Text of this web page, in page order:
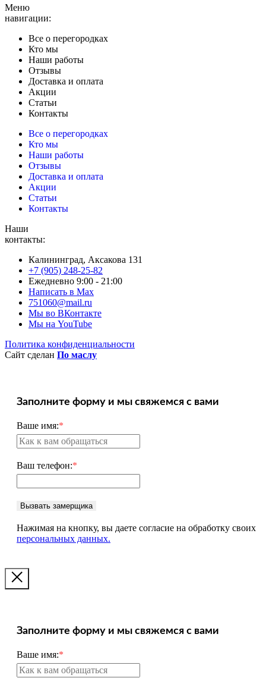
Меню
навигации:
Все о перегородках
Кто мы
Наши работы
Отзывы
Доставка и оплата
Акции
Статьи
Контакты
Все о перегородках
Кто мы
Наши работы
Отзывы
Доставка и оплата
Акции
Статьи
Контакты
Наши
контакты:
Калининград, Аксакова 131
+7 (905) 248-25-82
Ежедневно 9:00 - 21:00
Написать в Max
751060@mail.ru
Мы во ВКонтакте
Мы на YouTube
Политика конфиденциальности
Сайт сделан По маслу
Заполните форму и мы свяжемся с вами
Ваше имя:*
Ваш телефон:*
Вызвать замерщика
Нажимая на кнопку, вы даете согласие на обработку своих
персональных данных.
Заполните форму и мы свяжемся с вами
Ваше имя:*